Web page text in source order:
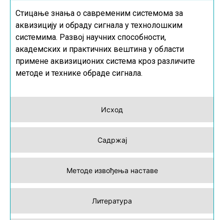
Исход
Садржај
Методе извођења наставе
Литература
Стицање знања о савременим системома за
аквизицију и обраду сигнала у технолошким
системима. Развој научних способности,
академских и практичних вештина у области
примене аквизиционих система кроз различите
методе и технике обраде сигнала.